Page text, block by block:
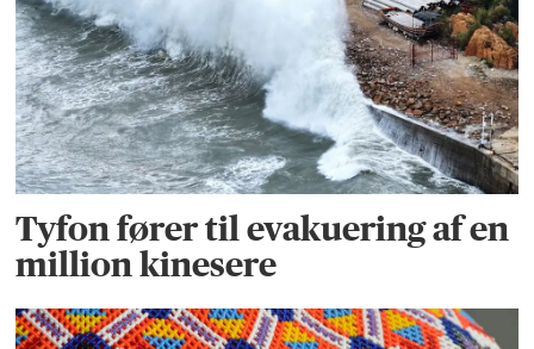
Tyfon fører til evakuering af en
million kinesere